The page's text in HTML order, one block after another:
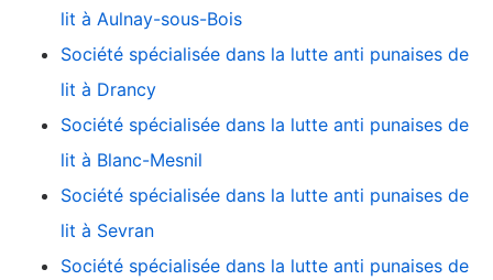
lit à Aulnay-sous-Bois
Société spécialisée dans la lutte anti punaises de
lit à Drancy
Société spécialisée dans la lutte anti punaises de
lit à Blanc-Mesnil
Société spécialisée dans la lutte anti punaises de
lit à Sevran
Société spécialisée dans la lutte anti punaises de